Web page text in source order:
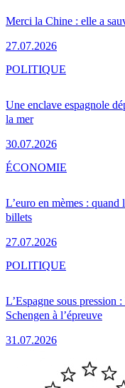
Merci la Chine : elle a
27.07.2026
Une enclave espagnole
la mer
30.07.2026
POLITIQUE
L’euro en mèmes :
billets
27.07.2026
ÉCONOMIE
L’Espagne sous pression
Schengen à l’épreuve
31.07.2026
POLITIQUE